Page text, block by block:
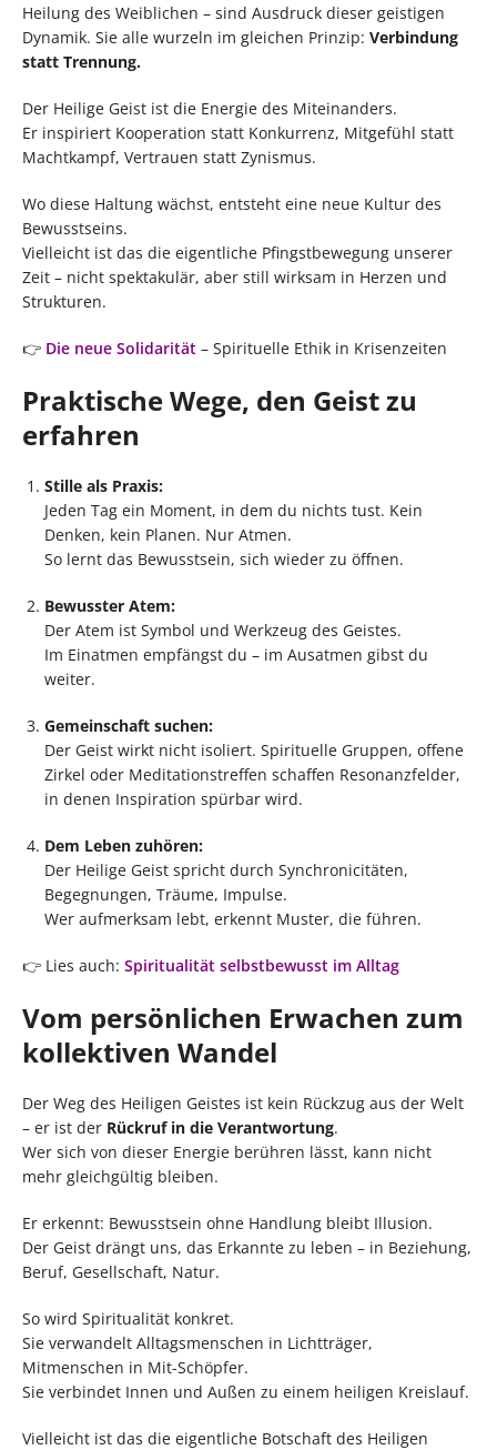
Heilung des Weiblichen – sind Ausdruck dieser geistigen
Dynamik. Sie alle wurzeln im gleichen Prinzip: Verbindung
statt Trennung.
Der Heilige Geist ist die Energie des Miteinanders.
Er inspiriert Kooperation statt Konkurrenz, Mitgefühl statt
Machtkampf, Vertrauen statt Zynismus.
Wo diese Haltung wächst, entsteht eine neue Kultur des
Bewusstseins.
Vielleicht ist das die eigentliche Pfingstbewegung unserer
Zeit – nicht spektakulär, aber still wirksam in Herzen und
Strukturen.
👉 Die neue Solidarität – Spirituelle Ethik in Krisenzeiten
Praktische Wege, den Geist zu
erfahren
Stille als Praxis:
Jeden Tag ein Moment, in dem du nichts tust. Kein
Denken, kein Planen. Nur Atmen.
So lernt das Bewusstsein, sich wieder zu öffnen.
Bewusster Atem:
Der Atem ist Symbol und Werkzeug des Geistes.
Im Einatmen empfängst du – im Ausatmen gibst du
weiter.
Gemeinschaft suchen:
Der Geist wirkt nicht isoliert. Spirituelle Gruppen, offene
Zirkel oder Meditationstreffen schaffen Resonanzfelder,
in denen Inspiration spürbar wird.
Dem Leben zuhören:
Der Heilige Geist spricht durch Synchronicitäten,
Begegnungen, Träume, Impulse.
Wer aufmerksam lebt, erkennt Muster, die führen.
👉 Lies auch: Spiritualität selbstbewusst im Alltag
Vom persönlichen Erwachen zum
kollektiven Wandel
Der Weg des Heiligen Geistes ist kein Rückzug aus der Welt
– er ist der Rückruf in die Verantwortung.
Wer sich von dieser Energie berühren lässt, kann nicht
mehr gleichgültig bleiben.
Er erkennt: Bewusstsein ohne Handlung bleibt Illusion.
Der Geist drängt uns, das Erkannte zu leben – in Beziehung,
Beruf, Gesellschaft, Natur.
So wird Spiritualität konkret.
Sie verwandelt Alltagsmenschen in Lichtträger,
Mitmenschen in Mit-Schöpfer.
Sie verbindet Innen und Außen zu einem heiligen Kreislauf.
Vielleicht ist das die eigentliche Botschaft des Heiligen